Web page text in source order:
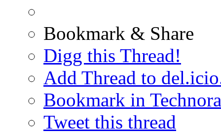
Bookmark & Share
Digg this Thread!
Add Thread to
Bookmark in
Tweet this thread